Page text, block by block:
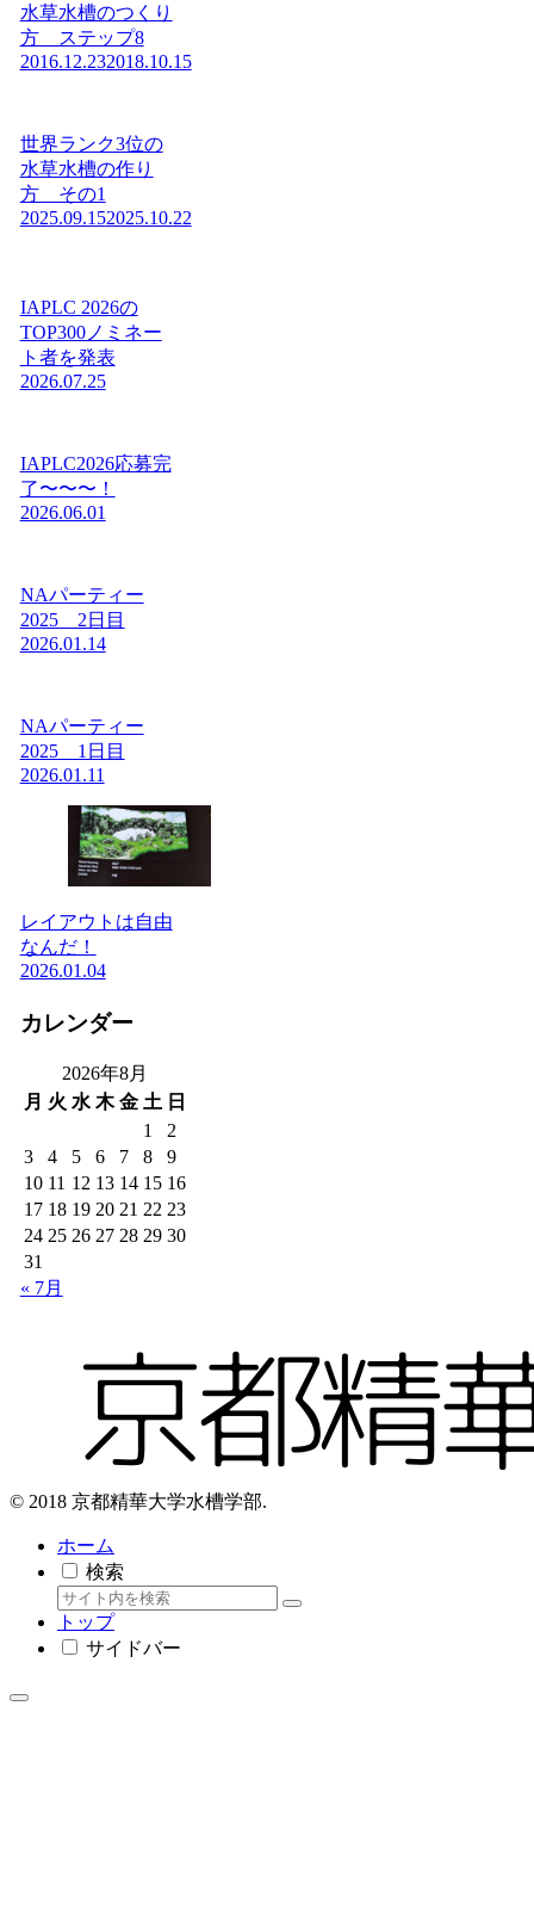
水草水槽のつくり
方 ステップ8
2016.12.232018.10.15
世界ランク3位の
水草水槽の作り
方 その1
2025.09.152025.10.22
IAPLC 2026の
TOP300ノミネー
ト者を発表
2026.07.25
IAPLC2026応募完
了〜〜〜！
2026.06.01
NAパーティー
2025 2日目
2026.01.14
NAパーティー
2025 1日目
2026.01.11
レイアウトは自由
なんだ！
2026.01.04
カレンダー
2026年8月
月 火 水 木 金 土 日
1
2
3
4 5 6 7 8
9
10 11 12 13 14 15 16
17 18 19 20 21 22 23
24 25 26 27 28 29 30
31
« 7月
© 2018 京都精華大学水槽学部.
ホーム
検索
トップ
サイドバー